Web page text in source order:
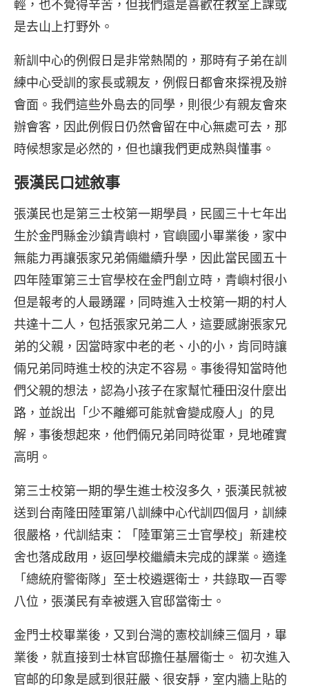
輕，也不覺得辛苦，但我們還是喜歡在教室上課或
是去山上打野外。
新訓中心的例假日是非常熱鬧的，那時有子弟在訓
練中心受訓的家長或親友，例假日都會來探視及辦
會面。我們這些外島去的同學，則很少有親友會來
辦會客，因此例假日仍然會留在中心無處可去，那
時候想家是必然的，但也讓我們更成熟與懂事。
張漢民口述敘事
張漢民也是第三士校第一期學員，民國三十七年出
生於金門縣金沙鎮青嶼村，官嶼國小畢業後，家中
無能力再讓張家兄弟倆繼續升學，因此當民國五十
四年陸軍第三士官學校在金門創立時，青嶼村很小
但是報考的人最踴躍，同時進入士校第一期的村人
共達十二人，包括張家兄弟二人，這要感謝張家兄
弟的父親，因當時家中老的老、小的小，肯同時讓
倆兄弟同時進士校的決定不容易。事後得知當時他
們父親的想法，認為小孩子在家幫忙種田沒什麼出
路，並說出「少不離鄉可能就會變成廢人」的見
解，事後想起來，他們倆兄弟同時從軍，見地確實
高明。
第三士校第一期的學生進士校沒多久，張漢民就被
送到台南隆田陸軍第八訓練中心代訓四個月，訓練
很嚴格，代訓結束：「陸軍第三士官學校」新建校
舍也落成啟用，返回學校繼續未完成的課業。適逢
「總統府警衛隊」至士校遴選衛士，共錄取一百零
八位，張漢民有幸被選入官邸當衛士。
金門士校畢業後，又到台灣的憲校訓練三個月，畢
業後，就直接到士林官邸擔任基層衞士。 初次進入
官邮的印象是感到很莊嚴、很安靜，室内牆上貼的